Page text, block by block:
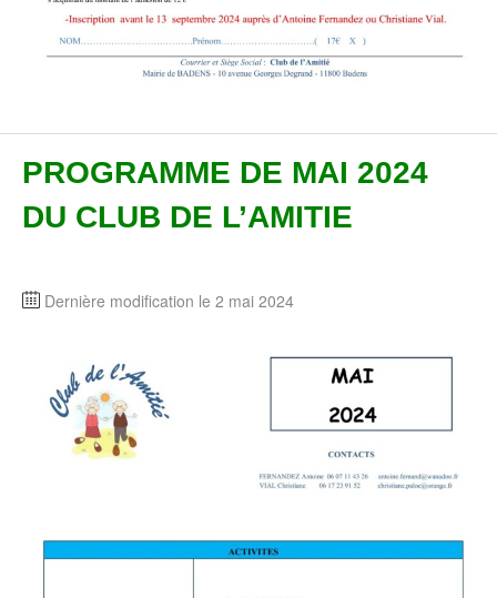
PROGRAMME DE MAI 2024
DU CLUB DE L’AMITIE
Dernière modification le 2 mai 2024